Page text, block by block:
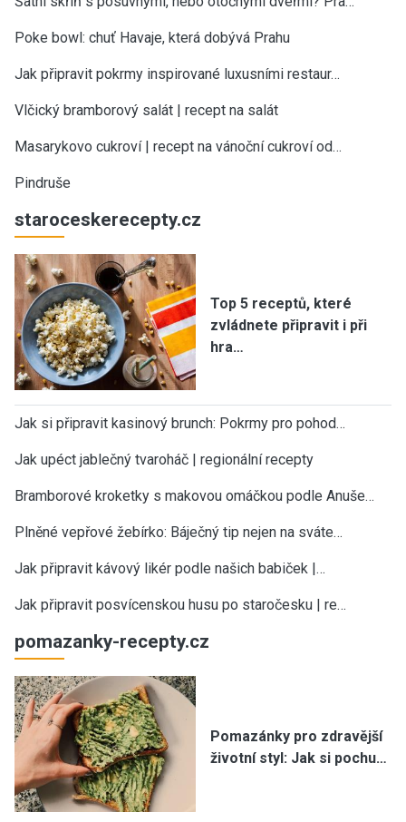
Poke bowl: chuť Havaje, která dobývá Prahu
Jak připravit pokrmy inspirované luxusními restaur…
Vlčický bramborový salát | recept na salát
Masarykovo cukroví | recept na vánoční cukroví od…
Pindruše
staroceskerecepty.cz
Top 5 receptů, které
zvládnete připravit i při
hra…
Jak si připravit kasinový brunch: Pokrmy pro pohod…
Jak upéct jablečný tvaroháč | regionální recepty
Bramborové kroketky s makovou omáčkou podle Anuše…
Plněné vepřové žebírko: Báječný tip nejen na sváte…
Jak připravit kávový likér podle našich babiček |…
Jak připravit posvícenskou husu po staročesku | re…
pomazanky-recepty.cz
Pomazánky pro zdravější
životní styl: Jak si pochu…